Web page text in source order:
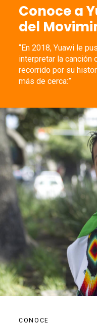
Conoce a
del
“En 2018, Yuawi le
interpretar la canción
recorrido por su
más de cerca:”
CONOCE